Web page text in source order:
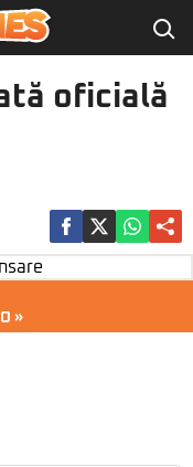
oficială
»